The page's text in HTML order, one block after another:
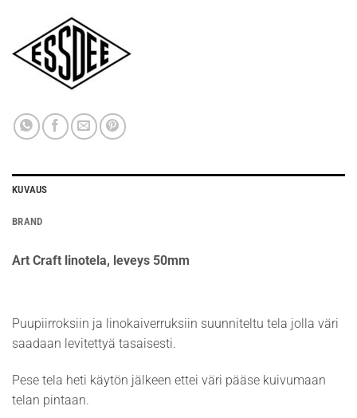
KUVAUS
BRAND
Art Craft linotela, leveys 50mm
Puupiirroksiin ja linokaiverruksiin suunniteltu tela jolla väri
saadaan levitettyä tasaisesti.
Pese tela heti käytön jälkeen ettei väri pääse kuivumaan
telan pintaan.